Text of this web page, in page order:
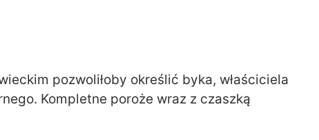
pozwoliłoby określić byka, właściciela
Kompletne poroże wraz z czaszką